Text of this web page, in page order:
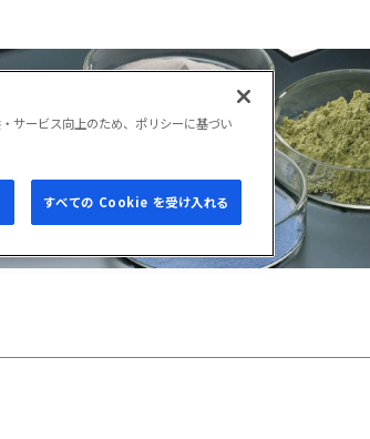
サービス向上のため、ポリシーに基づい
すべての Cookie を受け入れる